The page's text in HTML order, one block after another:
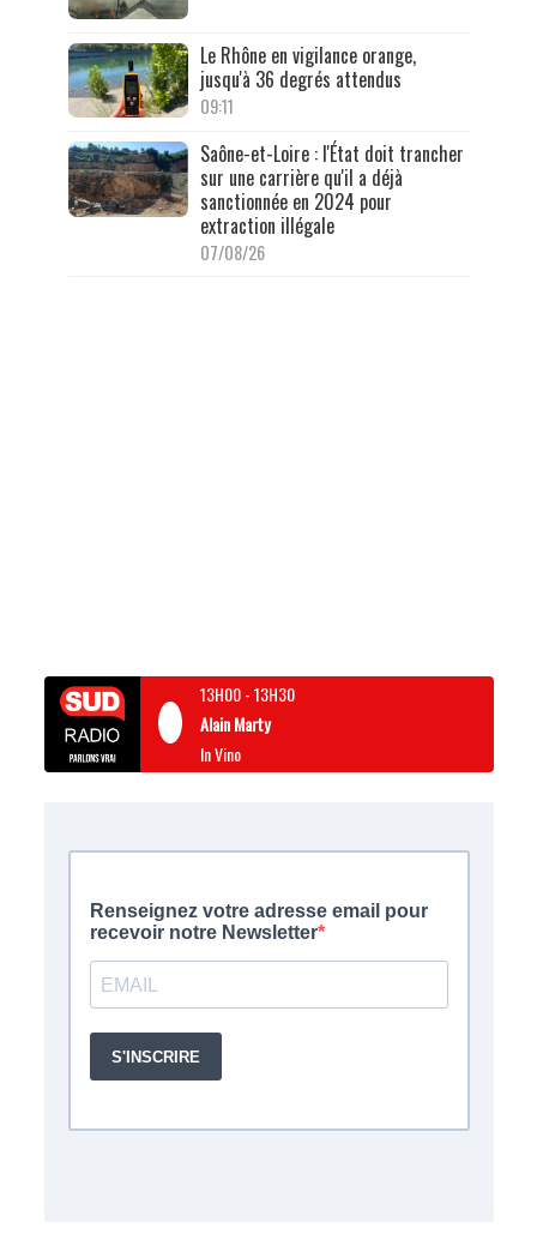
Le Rhône en vigilance orange,
jusqu'à 36 degrés attendus
09:11
Saône-et-Loire : l'État doit trancher
sur une carrière qu'il a déjà
sanctionnée en 2024 pour
extraction illégale
07/08/26
13H00-13H30
Alain Marty
In Vino